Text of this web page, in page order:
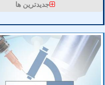
جدیدترین ها